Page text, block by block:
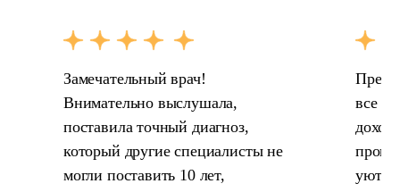
Замечательный врач!
Внимательно выслушала,
поставила точный диагноз,
который другие специалисты не
могли поставить 10 лет,
все